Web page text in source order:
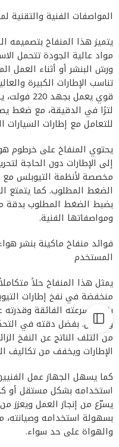
المواصفات الفنية والتقنية
يتميز هذا المنفاخ بتصميمه
مواد عالية الجودة تتحمل
ورش البنشر أو أثناء العمل
تناسب الإطارات الكبيرة
للتعامل مع إطارات السيارات
يحتوي المنفاخ على خرطوم
إلى الإطارات دون الحاجة
مخصصة لأنظمة التيوبلس
الضغط المطلوب. كما يتمتع
بضبط الضغط المطلوب بدقة
ومواصفاتها الفنية.
فوائد منفاخ ماكينة بنشر
المستخدم
يمثل هذا المنفاخ حلاً
منخفضة في نفخ إطارات
بفضل سرعته الفائقة
ومتوازن. بفضل دقته في
من التلف الناتج عن النفخ
الإطارات ويخفف من تكاليف
كما يسهل الجهاز عمل
استخدامه بشكل مستقل أو
يسرّع من إنجاز العمل ويعزز
بسهولة استخدامه وصيانته،
والهواة على حد سواء.